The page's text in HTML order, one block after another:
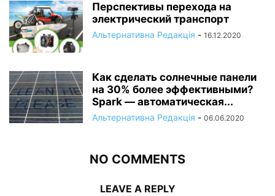
Перспективы перехода на
электрический транспорт
Альтернативна Редакція - 16.12.2020
Как сделать солнечные панели
на 30% более эффективными?
Spark — автоматическая...
Альтернативна Редакція - 06.06.2020
NO COMMENTS
LEAVE A REPLY